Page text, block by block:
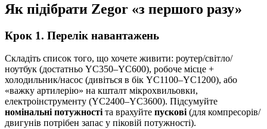
Як підібрати Zegor «з першого разу»
Крок 1. Перелік навантажень
Складіть список того, що хочете живити: роутер/світло/
ноутбук (достатньо YC350–YC600), робоче місце +
холодильник/насос (дивіться в бік YC1100–YC1200), або
«важку артилерію» на кшталт мікрохвильовки,
електроінструменту (YC2400–YC3600). Підсумуйте
номінальні потужності та врахуйте пускові (для компресорів/
двигунів потрібен запас у піковій потужності).